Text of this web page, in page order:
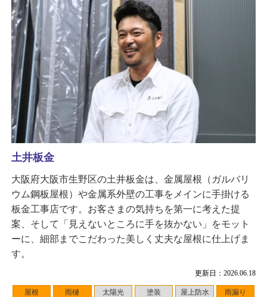
更新日：2026.06.18
屋根
雨樋 太陽光
塗装
屋上防水 雨漏り
土井板金
大阪府大阪市生野区の土井板金は、金属屋根（ガルバリ
ウム鋼板屋根）や金属系外壁の工事をメインに手掛ける
板金工事店です。お客さまの気持ちを第一に考えた提
案、そして「見えないところに手を抜かない」をモット
ーに、細部までこだわった美しく丈夫な屋根に仕上げま
す。